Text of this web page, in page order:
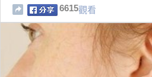
6615觀看